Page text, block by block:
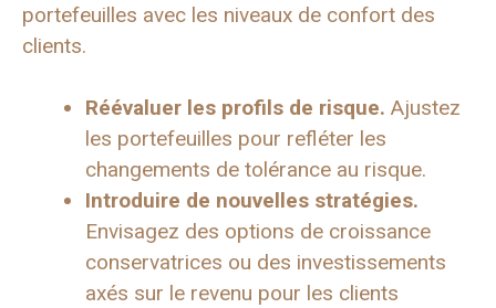
portefeuilles avec les niveaux de confort des
clients.
Réévaluer les profils de risque. Ajustez
les portefeuilles pour refléter les
changements de tolérance au risque.
Introduire de nouvelles stratégies.
Envisagez des options de croissance
conservatrices ou des investissements
axés sur le revenu pour les clients